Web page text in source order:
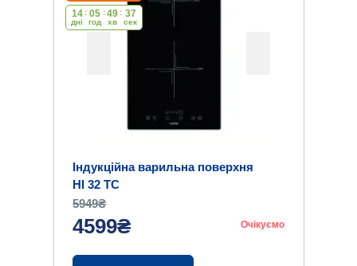
14
дні
: 05
год
:49
хв
: 36
cек
Індукційна варильна поверхня
HI 32 TC
5949₴
4599₴ Очікуємо